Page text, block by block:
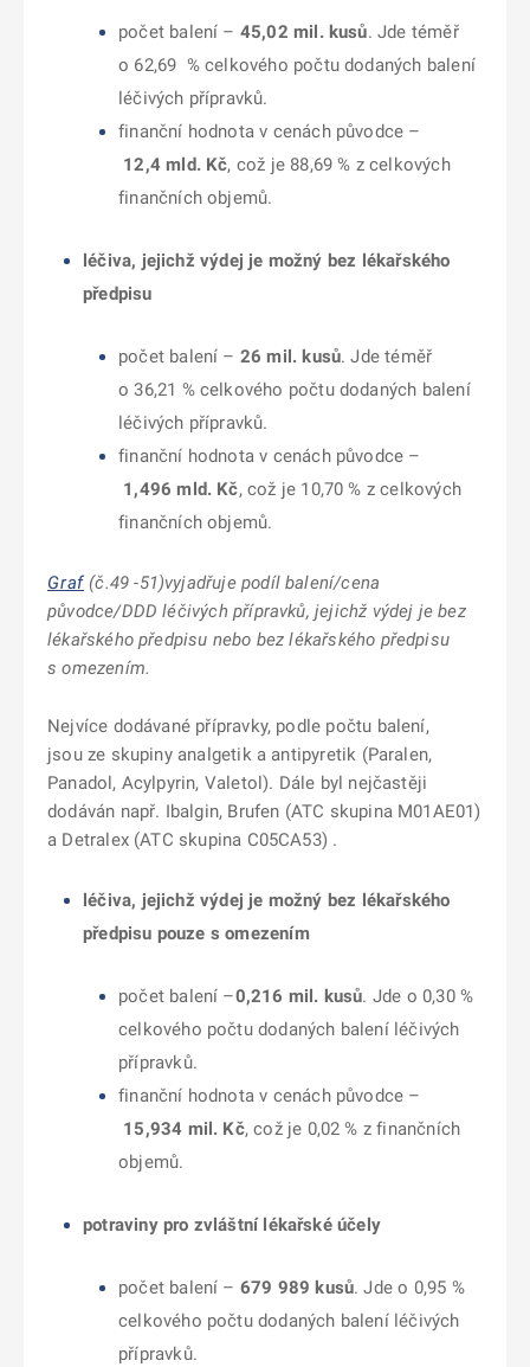
počet balení – 45,02 mil. kusů. Jde téměř
o 62,69 % celkového počtu dodaných balení
léčivých přípravků.
finanční hodnota v cenách původce –
12,4 mld. Kč, což je 88,69 % z celkových
finančních objemů.
léčiva, jejichž výdej je možný bez lékařského
předpisu
počet balení – 26 mil. kusů. Jde téměř
o 36,21 % celkového počtu dodaných balení
léčivých přípravků.
finanční hodnota v cenách původce –
1,496 mld. Kč, což je 10,70 % z celkových
finančních objemů.
Graf (č.49 -51)vyjadřuje podíl balení/cena
původce/DDD léčivých přípravků, jejichž výdej je bez
lékařského předpisu nebo bez lékařského předpisu
s omezením.
Nejvíce dodávané přípravky, podle počtu balení,
jsou ze skupiny analgetik a antipyretik (Paralen,
Panadol, Acylpyrin, Valetol). Dále byl nejčastěji
dodáván např. Ibalgin, Brufen (ATC skupina M01AE01)
a Detralex (ATC skupina C05CA53) .
léčiva, jejichž výdej je možný bez lékařského
předpisu pouze s omezením
počet balení –0,216 mil. kusů. Jde o 0,30 %
celkového počtu dodaných balení léčivých
přípravků.
finanční hodnota v cenách původce –
15,934 mil. Kč, což je 0,02 % z finančních
objemů.
potraviny pro zvláštní lékařské účely
počet balení – 679 989 kusů. Jde o 0,95 %
celkového počtu dodaných balení léčivých
přípravků.